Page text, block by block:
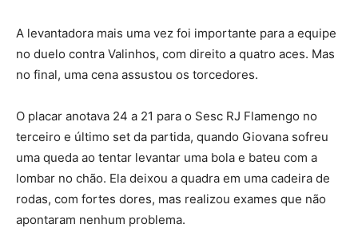
A levantadora mais uma vez foi importante para a equipe
no duelo contra Valinhos, com direito a quatro aces. Mas
no final, uma cena assustou os torcedores.
O placar anotava 24 a 21 para o Sesc RJ Flamengo no
terceiro e último set da partida, quando Giovana sofreu
uma queda ao tentar levantar uma bola e bateu com a
lombar no chão. Ela deixou a quadra em uma cadeira de
rodas, com fortes dores, mas realizou exames que não
apontaram nenhum problema.